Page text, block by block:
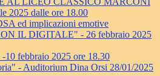
2025 dalle ore 18.00
ed implicazioni emotive
IL DIGITALE" - 26 febbraio 2025
10 febbraio 2025 ore 18.30
- Auditorium Dina Orsi 28/01/2025